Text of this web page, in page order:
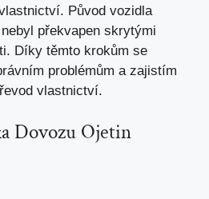
Původ vozidla
překvapen skrytými
Díky těmto krokům se
problémům a zajistím
vlastnictví.
Dovozu Ojetin